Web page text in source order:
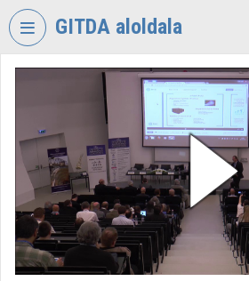
Skip header
GITDA aloldala
TORIUM
GOVERNMENTAL
INFORMATION-
TECHNOLOGY
DEVELOPMENT
AGENCY
Organization home